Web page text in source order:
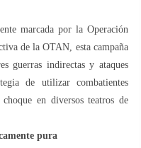
marcada por la Operación
de la OTAN, esta campaña
guerras indirectas y ataques
de utilizar combatientes
en diversos teatros de
pura